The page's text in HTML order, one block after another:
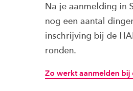
Na je aanmelding in
nog een aantal
inschrijving bij de
ronden.
Zo werkt aanmelden bij